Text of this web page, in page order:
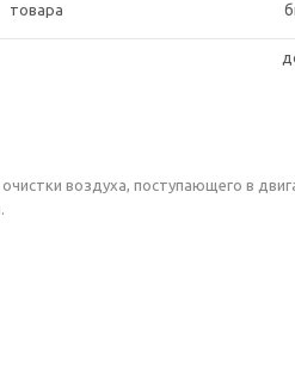
воздуха, поступающего в